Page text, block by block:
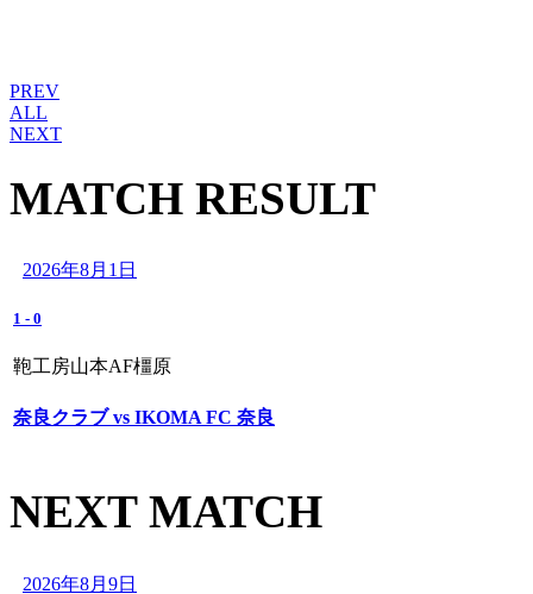
PREV
ALL
NEXT
MATCH RESULT
2026年8月1日
1 - 0
鞄工房山本AF橿原
奈良クラブ vs IKOMA FC 奈良
NEXT MATCH
2026年8月9日